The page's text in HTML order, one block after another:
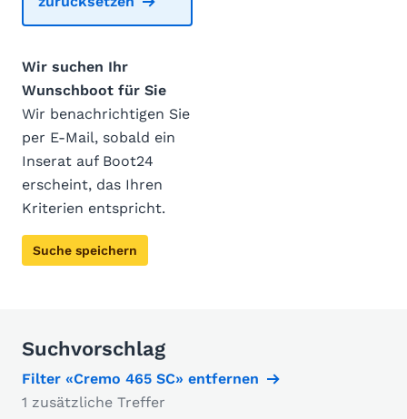
Wir suchen Ihr
Wunschboot für Sie
Wir benachrichtigen Sie
per E-Mail, sobald ein
Inserat auf Boot24
erscheint, das Ihren
Kriterien entspricht.
Suche speichern
Suchvorschlag
Filter «Cremo 465 SC» entfernen
1 zusätzliche Treffer